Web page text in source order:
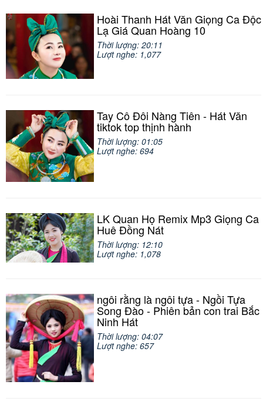
Hoài Thanh Hát Văn Giọng Ca Độc
Lạ Giá Quan Hoàng 10
Thời lượng: 20:11
Lượt nghe: 1,077
Tay Cô Đôi Nàng Tiên - Hát Văn
tiktok top thịnh hành
Thời lượng: 01:05
Lượt nghe: 694
LK Quan Họ Remix Mp3 Giọng Ca
Huê Đồng Nát
Thời lượng: 12:10
Lượt nghe: 1,078
ngôi rằng là ngôi tựa - Ngồi Tựa
Song Đào - Phiên bản con trai Bắc
Ninh Hát
Thời lượng: 04:07
Lượt nghe: 657